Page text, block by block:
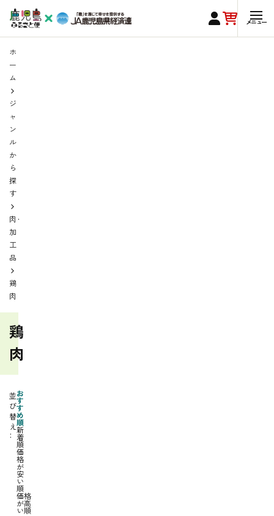
ホ
ー
ム
ジ
ャ
ン
ル
か
ら
探
す
肉・
加
工
品
鶏
肉
鶏
肉
並
び
替
え
お
す
す
め
順
新
着
順
価
格
が
安
い
順
価格
が高
い順